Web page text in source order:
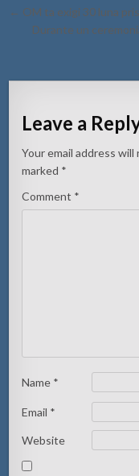
Post
navigation
← OM ta exigi 30 luna
Durante un
Leave a
Your email address
marked *
Comment *
Name *
Email *
Website